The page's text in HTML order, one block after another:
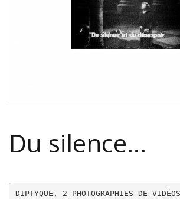
Du silence…
DIPTYQUE, 2 PHOTOGRAPHIES DE